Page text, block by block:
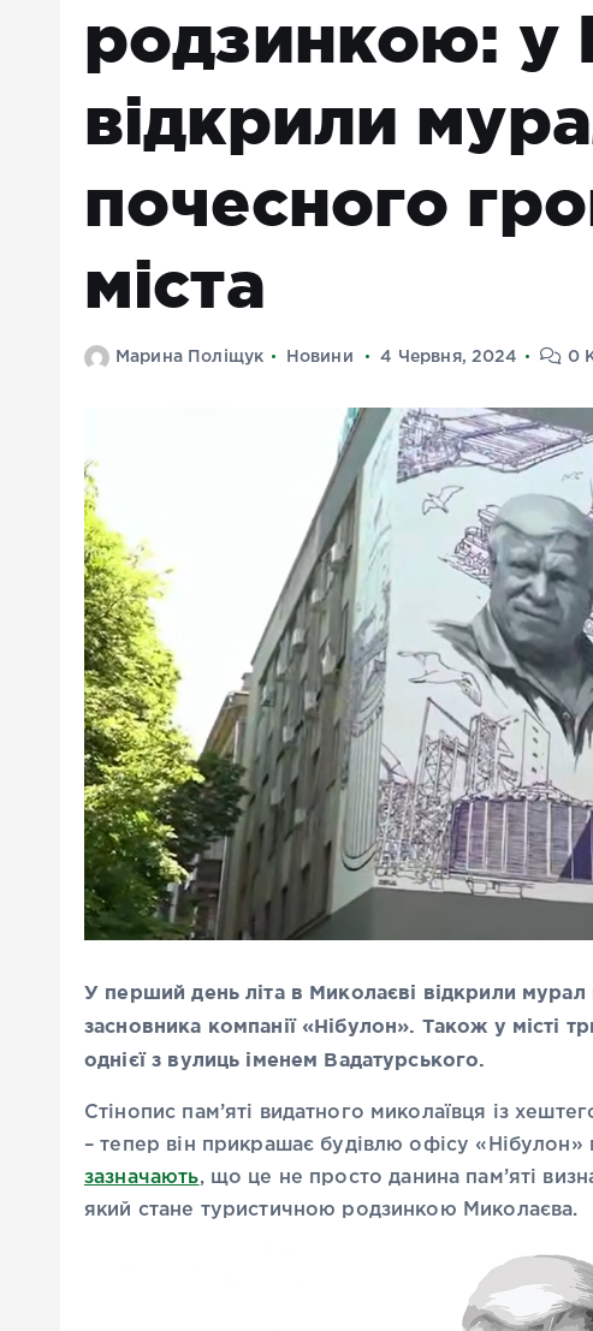
родзинкою: у
відкрили
почесного
міста
Марина Поліщук Новини 4 Червня, 2024 0
У перший день літа в Миколаєві відкрили мурал
засновника компанії «Нібулон». Також у місті
однієї з вулиць іменем Вадатурського.
Стінопис пам’яті видатного миколаївця із
– тепер він прикрашає будівлю офісу «Нібулон»
зазначають, що це не просто данина пам’яті
який стане туристичною родзинкою Миколаєва.